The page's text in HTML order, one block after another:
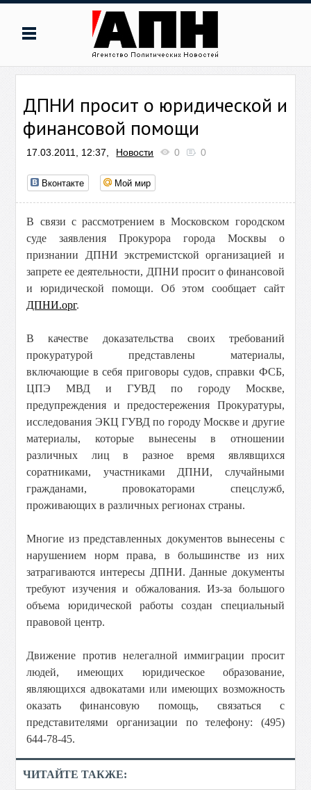
ДПНИ просит о юридической и
финансовой помощи
17.03.2011, 12:37, Новости 0 0
Вконтакте Мой мир
В связи с рассмотрением в Московском городском
суде заявления Прокурора города Москвы о
признании ДПНИ экстремистской организацией и
запрете ее деятельности, ДПНИ просит о финансовой
и юридической помощи. Об этом сообщает сайт
ДПНИ.орг.
В качестве доказательства своих требований
прокуратурой представлены материалы,
включающие в себя приговоры судов, справки ФСБ,
ЦПЭ МВД и ГУВД по городу Москве,
предупреждения и предостережения Прокуратуры,
исследования ЭКЦ ГУВД по городу Москве и другие
материалы, которые вынесены в отношении
различных лиц в разное время являвщихся
соратниками, участниками ДПНИ, случайными
гражданами, провокаторами спецслужб,
проживающих в различных регионах страны.
Многие из представленных документов вынесены с
нарушением норм права, в большинстве из них
затрагиваются интересы ДПНИ. Данные документы
требуют изучения и обжалования. Из-за большого
объема юридической работы создан специальный
правовой центр.
Движение против нелегалной иммиграции просит
людей, имеющих юридическое образование,
являющихся адвокатами или имеющих возможность
оказать финансовую помощь, связаться с
представителями организации по телефону: (495)
644-78-45.
ЧИТАЙТЕ ТАКЖЕ: